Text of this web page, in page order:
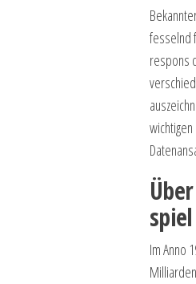
fesselnd
respons
Im Anno